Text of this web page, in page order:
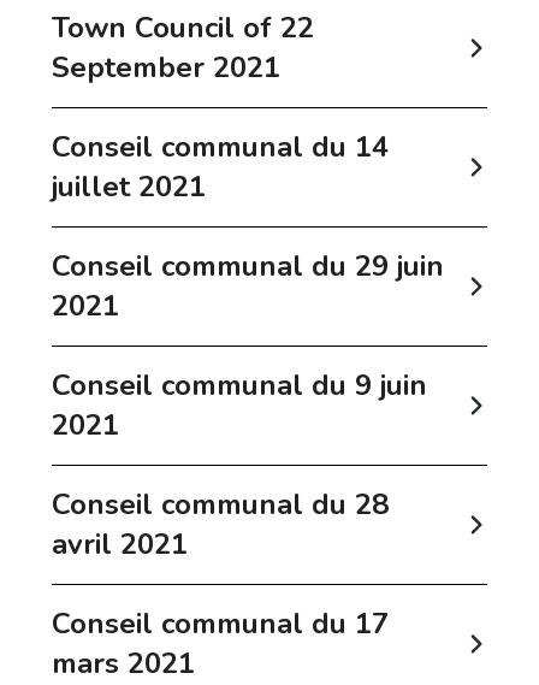
Town Council of 22
September 2021
Conseil communal du 14
juillet 2021
Conseil communal du 29 juin
2021
Conseil communal du 9 juin
2021
Conseil communal du 28
avril 2021
Conseil communal du 17
mars 2021